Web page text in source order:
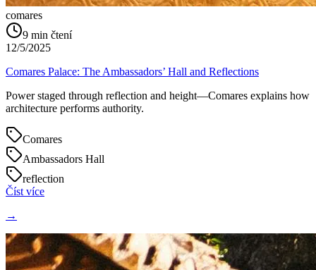
comares
9 min čtení
12/5/2025
Comares Palace: The Ambassadors’ Hall and Reflections
Power staged through reflection and height—Comares explains how
architecture performs authority.
Comares
Ambassadors Hall
reflection
Číst více
→